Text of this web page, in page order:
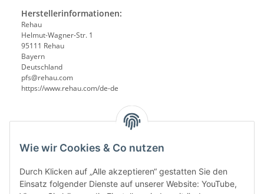
Wie wir Cookies & Co nutzen
Durch Klicken auf „Alle akzeptieren“ gestatten Sie den
Einsatz folgender Dienste auf unserer Website: YouTube,
Herstellerinformationen:
Rehau
Helmut-Wagner-Str. 1
95111 Rehau
Bayern
Deutschland
pfs@rehau.com
https://www.rehau.com/de-de